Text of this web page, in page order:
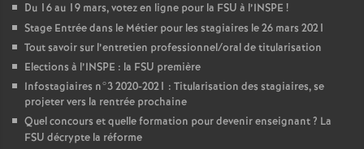
Du 16 au 19 mars, votez en ligne pour la FSU à l’INSPE !
Stage Entrée dans le Métier pour les stagiaires le 26 mars 2021
Tout savoir sur l’entretien professionnel/oral de titularisation
Elections à l’INSPE : la FSU première
Infostagiaires n°3 2020-2021 : Titularisation des stagiaires, se
projeter vers la rentrée prochaine
Quel concours et quelle formation pour devenir enseignant? La
FSU décrypte la réforme